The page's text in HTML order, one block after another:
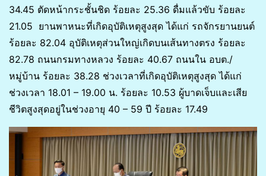
34.45 ตัดหน้ากระชั้นชิด ร้อยละ 25.36 ดื่มแล้วขับ ร้อยละ
21.05 ยานพาหนะที่เกิดอุบัติเหตุสูงสุด ได้แก่ รถจักรยานยนต์
ร้อยละ 82.04 อุบัติเหตุส่วนใหญ่เกิดบนเส้นทางตรง ร้อยละ
82.78 ถนนกรมทางหลวง ร้อยละ 40.67 ถนนใน อบต./
หมู่บ้าน ร้อยละ 38.28 ช่วงเวลาที่เกิดอุบัติเหตุสูงสุด ได้แก่
ช่วงเวลา 18.01 – 19.00 น. ร้อยละ 10.53 ผู้บาดเจ็บและเสีย
ชีวิตสูงสุดอยู่ในช่วงอายุ 40 – 59 ปี ร้อยละ 17.49